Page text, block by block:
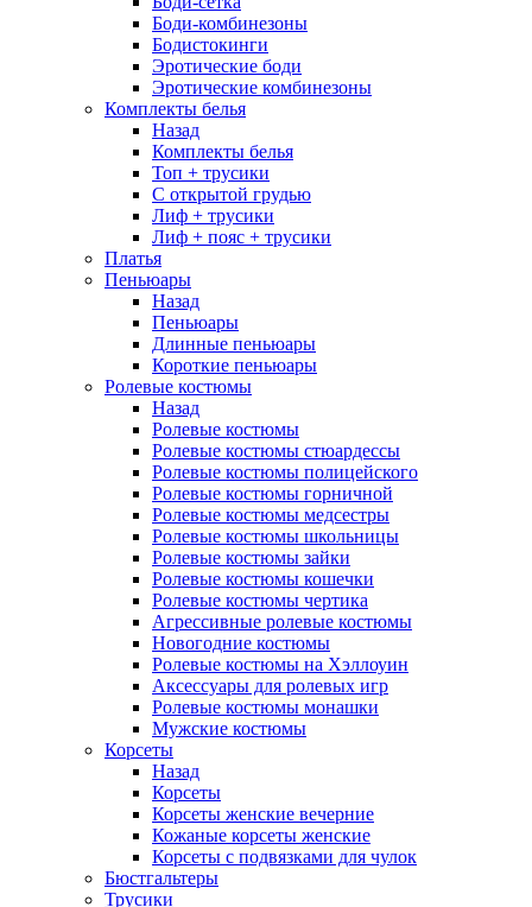
Боди-комбинезоны
Бодистокинги
Эротические боди
Эротические комбинезоны
Комплекты белья
Назад
Комплекты белья
Топ + трусики
С открытой грудью
Лиф + трусики
Лиф + пояс + трусики
Платья
Пеньюары
Назад
Пеньюары
Длинные пеньюары
Короткие пеньюары
Ролевые костюмы
Назад
Ролевые костюмы
Ролевые костюмы стюардессы
Ролевые костюмы полицейского
Ролевые костюмы горничной
Ролевые костюмы медсестры
Ролевые костюмы школьницы
Ролевые костюмы зайки
Ролевые костюмы кошечки
Ролевые костюмы чертика
Агрессивные ролевые костюмы
Новогодние костюмы
Ролевые костюмы на Хэллоуин
Аксессуары для ролевых игр
Ролевые костюмы монашки
Мужские костюмы
Корсеты
Назад
Корсеты
Корсеты женские вечерние
Кожаные корсеты женские
Корсеты с подвязками для чулок
Бюстгальтеры
Трусики